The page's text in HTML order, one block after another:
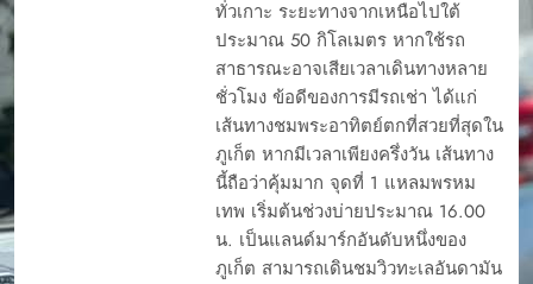
ทั่วเกาะ ระยะทางจากเหนือไปใต้
ประมาณ 50 กิโลเมตร หากใช้รถ
สาธารณะอาจเสียเวลาเดินทางหลาย
ชั่วโมง ข้อดีของการมีรถเช่า ได้แก่
เส้นทางชมพระอาทิตย์ตกที่สวยที่สุดใน
ภูเก็ต หากมีเวลาเพียงครึ่งวัน เส้นทาง
นี้ถือว่าคุ้มมาก จุดที่ 1 แหลมพรหม
เทพ เริ่มต้นช่วงบ่ายประมาณ 16.00
น. เป็นแลนด์มาร์กอันดับหนึ่งของ
ภูเก็ต สามารถเดินชมวิวทะเลอันดามัน